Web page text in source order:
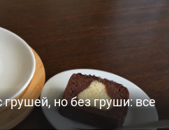
но без груши: все